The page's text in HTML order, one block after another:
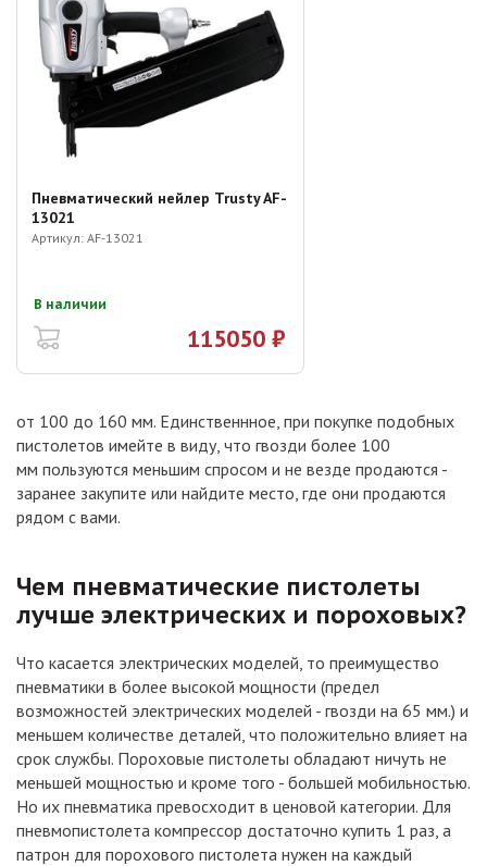
Пневматический нейлер Trusty AF-
13021
Артикул: AF-13021
115050 ₽
В наличии
от 100 до 160 мм. Единственнное, при покупке подобных
пистолетов имейте в виду, что гвозди более 100
мм пользуются меньшим спросом и не везде продаются -
заранее закупите или найдите место, где они продаются
рядом с вами.
Чем пневматические пистолеты
лучше электрических и пороховых?
Что касается электрических моделей, то преимущество
пневматики в более высокой мощности (предел
возможностей электрических моделей - гвозди на 65 мм.) и
меньшем количестве деталей, что положительно влияет на
срок службы. Пороховые пистолеты обладают ничуть не
меньшей мощностью и кроме того - большей мобильностью.
Но их пневматика превосходит в ценовой категории. Для
пневмопистолета компрессор достаточно купить 1 раз, а
патрон для порохового пистолета нужен на каждый